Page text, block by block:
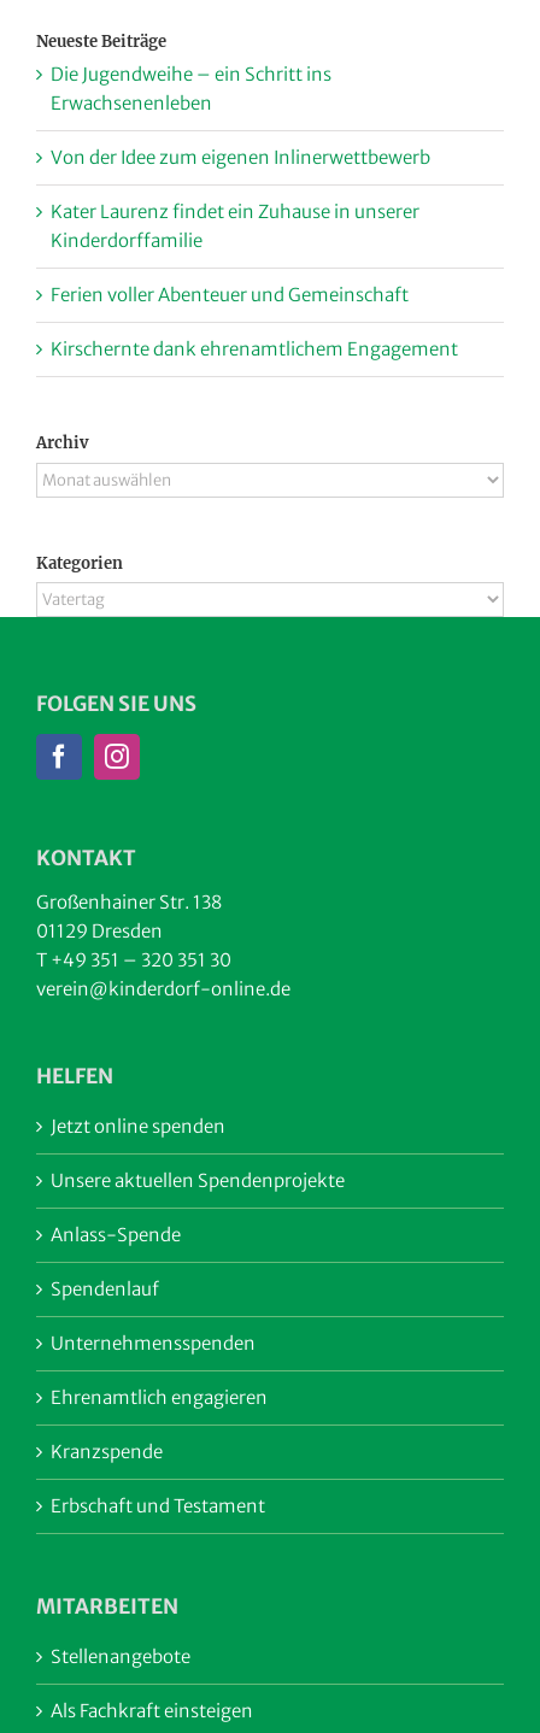
Neueste Beiträge
Die Jugendweihe – ein Schritt ins
Erwachsenenleben
Von der Idee zum eigenen Inlinerwettbewerb
Kater Laurenz findet ein Zuhause in unserer
Kinderdorffamilie
Ferien voller Abenteuer und Gemeinschaft
Kirschernte dank ehrenamtlichem Engagement
Archiv
Archiv
Kategorien
Kategorien
FOLGEN SIE UNS
KONTAKT
Großenhainer Str. 138
01129 Dresden
T +49 351 – 320 351 30
verein@kinderdorf-online.de
HELFEN
Jetzt online spenden
Unsere aktuellen Spendenprojekte
Anlass-Spende
Spendenlauf
Unternehmensspenden
Ehrenamtlich engagieren
Kranzspende
Erbschaft und Testament
MITARBEITEN
Stellenangebote
Als Fachkraft einsteigen